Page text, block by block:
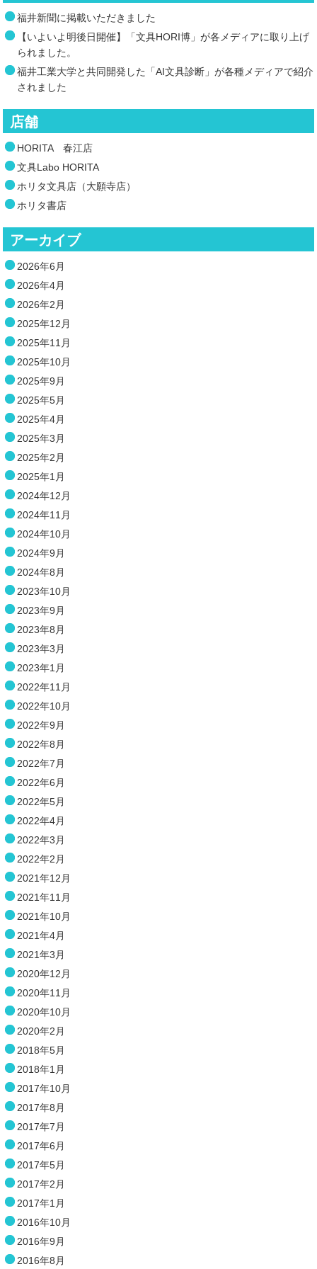
福井新聞に掲載いただきました
【いよいよ明後日開催】「文具HORI博」が各メディアに取り上げ
られました。
福井工業大学と共同開発した「AI文具診断」が各種メディアで紹介
されました
店舗
HORITA 春江店
文具Labo HORITA
ホリタ文具店（大願寺店）
ホリタ書店
アーカイブ
2026年6月
2026年4月
2026年2月
2025年12月
2025年11月
2025年10月
2025年9月
2025年5月
2025年4月
2025年3月
2025年2月
2025年1月
2024年12月
2024年11月
2024年10月
2024年9月
2024年8月
2023年10月
2023年9月
2023年8月
2023年3月
2023年1月
2022年11月
2022年10月
2022年9月
2022年8月
2022年7月
2022年6月
2022年5月
2022年4月
2022年3月
2022年2月
2021年12月
2021年11月
2021年10月
2021年4月
2021年3月
2020年12月
2020年11月
2020年10月
2020年2月
2018年5月
2018年1月
2017年10月
2017年8月
2017年7月
2017年6月
2017年5月
2017年2月
2017年1月
2016年10月
2016年9月
2016年8月